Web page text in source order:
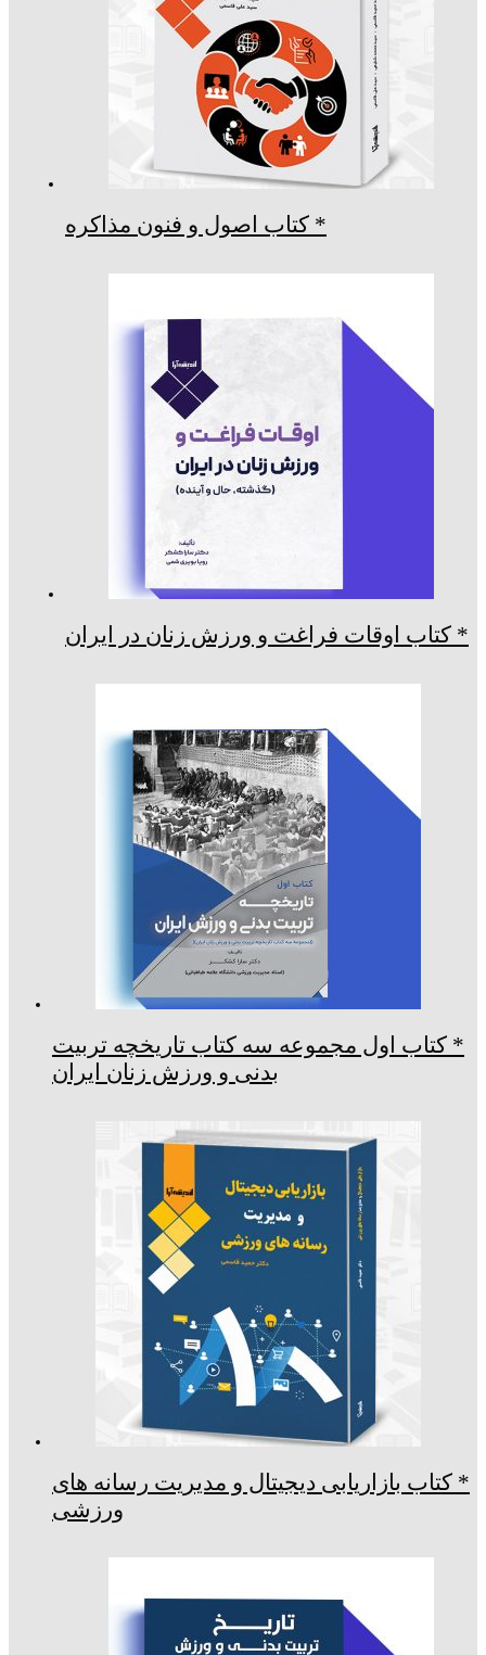
* کتاب اصول و فنون مذاکره
* کتاب اوقات فراغت و ورزش زنان در ایران
* کتاب اول مجموعه سه کتاب تاریخچه تربیت
بدنی و ورزش زنان ایران
* کتاب بازاریابی دیجیتال و مدیریت رسانه های
ورزشی